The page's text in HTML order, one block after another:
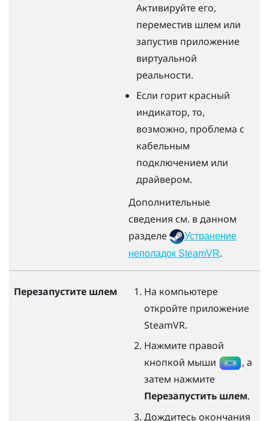
Активируйте его,
переместив шлем или
запустив приложение
виртуальной
реальности.
Если горит красный
индикатор, то,
возможно, проблема с
кабельным
подключением или
драйвером.
Дополнительные
сведения см. в данном
разделе
Устранение
неполадок SteamVR.
Перезапустите шлем
На компьютере
откройте приложение
SteamVR.
Нажмите правой
кнопкой мыши
, а
затем нажмите
Перезапустить шлем.
Дождитесь окончания